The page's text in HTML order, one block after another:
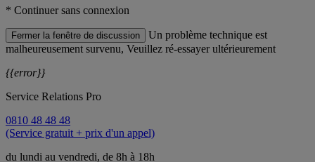
* Continuer sans connexion
Fermer la fenêtre de discussion
Un problème technique est
malheureusement survenu, Veuillez ré-essayer ultérieurement
{{error}}
Service Relations Pro
0810 48 48 48
(Service gratuit + prix d'un appel)
du lundi au vendredi, de 8h à 18h